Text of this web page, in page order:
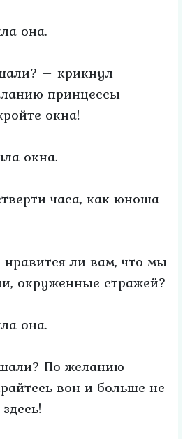
она.
– крикнул
принцессы
окна!
окна.
часа, как юноша
ли вам, что мы
окруженные стражей?
она.
По желанию
вон и больше не